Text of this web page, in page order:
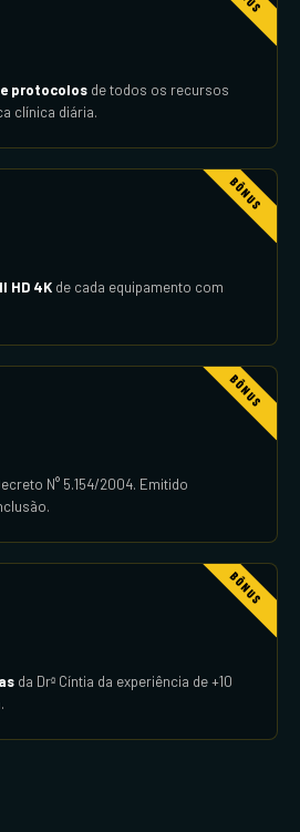
protocolos de todos os recursos
clínica diária.
HD 4K de cada equipamento com
N° 5.154/2004. Emitido
da Drª Cíntia da experiência de +10